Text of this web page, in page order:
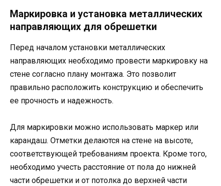
Маркировка и установка металлических
направляющих для обрешетки
Перед началом установки металлических
направляющих необходимо провести маркировку на
стене согласно плану монтажа. Это позволит
правильно расположить конструкцию и обеспечить
ее прочность и надежность.
Для маркировки можно использовать маркер или
карандаш. Отметки делаются на стене на высоте,
соответствующей требованиям проекта. Кроме того,
необходимо учесть расстояние от пола до нижней
части обрешетки и от потолка до верхней части